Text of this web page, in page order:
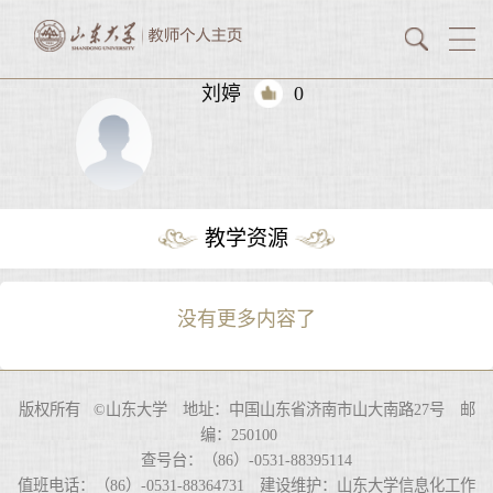
刘婷 0
教学资源
没有更多内容了
版权所有 ©山东大学 地址：中国山东省济南市山大南路27号 邮
编：250100
查号台：（86）-0531-88395114
值班电话：（86）-0531-88364731 建设维护：山东大学信息化工作